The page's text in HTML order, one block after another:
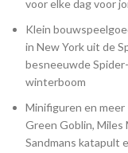
voor elke dag voor
Klein
in New York uit de
besneeuwde
winterboom
Minifiguren en meer
Green Goblin, Miles
Sandmans katapult